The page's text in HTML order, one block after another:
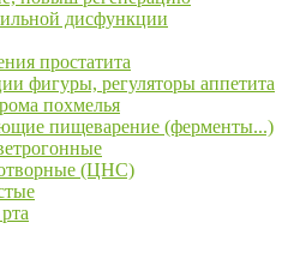
дисфункции
простатита
фигуры, регуляторы аппетита
похмелья
пищеварение (ферменты...)
(ЦНС)